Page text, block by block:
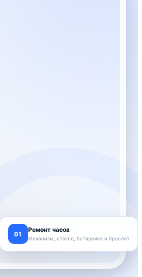
01
Ремонт часов
Механизм, стекло, батарейка и браслет